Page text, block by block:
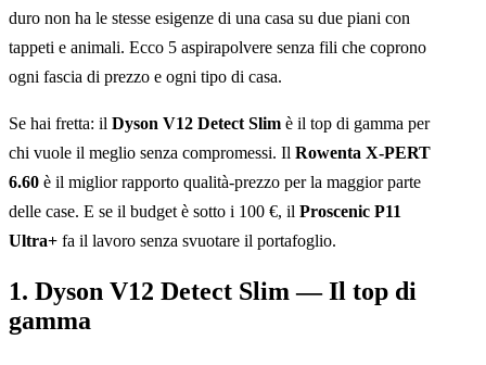
duro non ha le stesse esigenze di una casa su due piani con
tappeti e animali. Ecco 5 aspirapolvere senza fili che coprono
ogni fascia di prezzo e ogni tipo di casa.
Se hai fretta: il Dyson V12 Detect Slim è il top di gamma per
chi vuole il meglio senza compromessi. Il Rowenta X-PERT
6.60 è il miglior rapporto qualità-prezzo per la maggior parte
delle case. E se il budget è sotto i 100 €, il Proscenic P11
Ultra+ fa il lavoro senza svuotare il portafoglio.
1. Dyson V12 Detect Slim — Il top di
gamma